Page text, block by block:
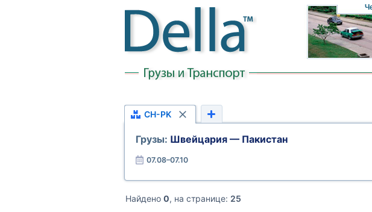
CH-PK
Грузы: Швейцария — Пакистан
07.08–07.10
Найдено 0, на странице: 25